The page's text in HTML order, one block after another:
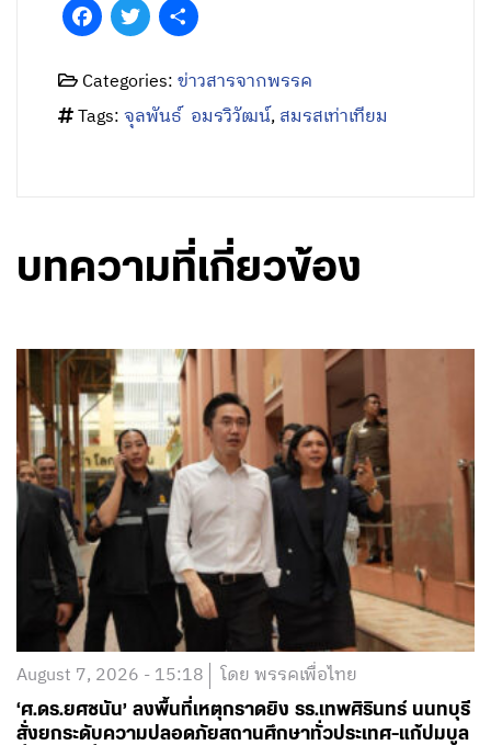
FacebookTwitter
Categories:ข่าวสารจากพรรค
Tags:จุลพันธ์ อมรวิวัฒน์,สมรสเท่าเทียม
บทความที่เกี่ยวข้อง
August 7, 2026 - 15:18 โดย พรรคเพื่อไทย
‘ศ.ดร.ยศชนัน’ ลงพื้นที่เหตุกราดยิง รร.เทพศิรินทร์ นนทบุรี
สั่งยกระดับความปลอดภัยสถานศึกษาทั่วประเทศ-แก้ปมบูล